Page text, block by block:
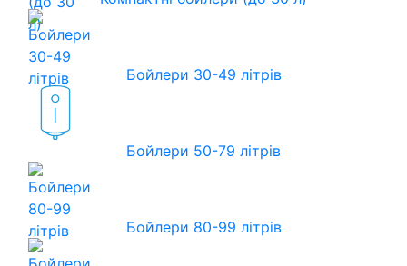
Бойлери 30-49 літрів
Бойлери 50-79 літрів
Бойлери 80-99 літрів